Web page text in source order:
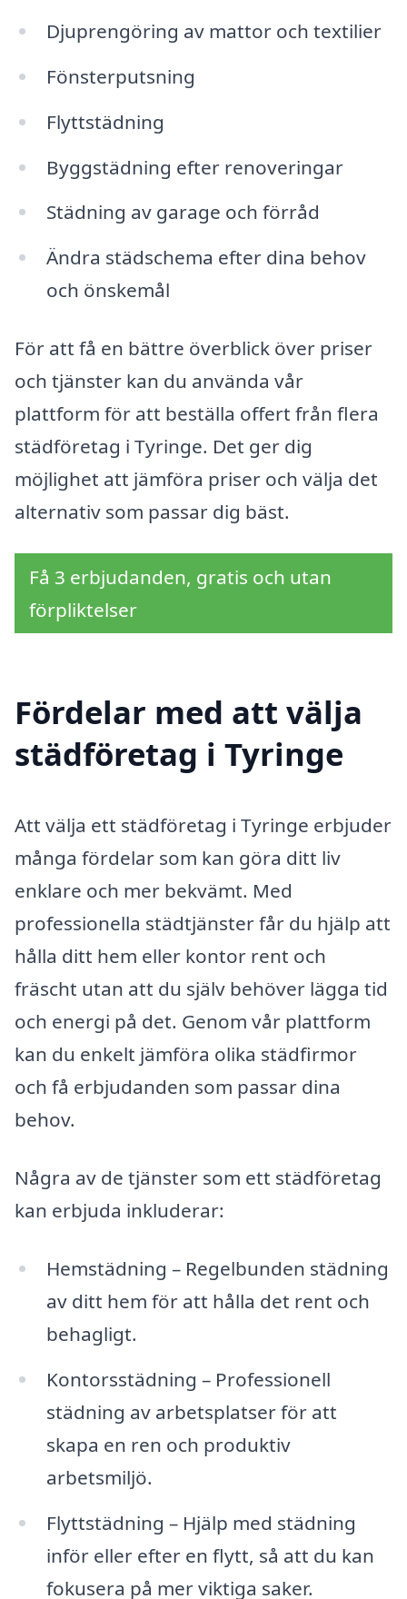
Djuprengöring av mattor och textilier
Fönsterputsning
Flyttstädning
Byggstädning efter renoveringar
Städning av garage och förråd
Ändra städschema efter dina behov
och önskemål
För att få en bättre överblick över priser
och tjänster kan du använda vår
plattform för att beställa offert från flera
städföretag i Tyringe. Det ger dig
möjlighet att jämföra priser och välja det
alternativ som passar dig bäst.
Få 3 erbjudanden, gratis och utan
förpliktelser
Fördelar med att välja
städföretag i Tyringe
Att välja ett städföretag i Tyringe erbjuder
många fördelar som kan göra ditt liv
enklare och mer bekvämt. Med
professionella städtjänster får du hjälp att
hålla ditt hem eller kontor rent och
fräscht utan att du själv behöver lägga tid
och energi på det. Genom vår plattform
kan du enkelt jämföra olika städfirmor
och få erbjudanden som passar dina
behov.
Några av de tjänster som ett städföretag
kan erbjuda inkluderar:
Hemstädning – Regelbunden städning
av ditt hem för att hålla det rent och
behagligt.
Kontorsstädning – Professionell
städning av arbetsplatser för att
skapa en ren och produktiv
arbetsmiljö.
Flyttstädning – Hjälp med städning
inför eller efter en flytt, så att du kan
fokusera på mer viktiga saker.